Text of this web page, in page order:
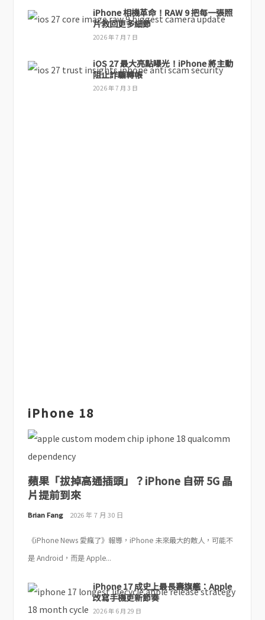
iPhone 相機革命！RAW 9 把每一張照
片救回更多細節
2026 年 7 月 7 日
iOS 27 最大亮點曝光！iPhone 將主動
阻止詐騙轉帳
2026 年 7 月 3 日
iPhone 18
蘋果「拔掉高通插頭」？iPhone 自研 5G 晶
片提前到來
Brian Fang 2026 年 7 月 30 日
《iPhone News 愛瘋了》報導，iPhone 未來最大的敵人，可能不
是 Android，而是 Apple...
iPhone 17 成史上最長壽旗艦：Apple
改寫手機更新節奏
2026 年 6 月 29 日